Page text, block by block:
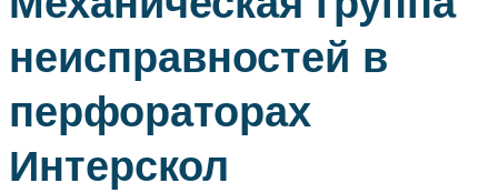
неисправностей в
перфораторах
Интерскол